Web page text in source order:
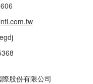
股份有限公司